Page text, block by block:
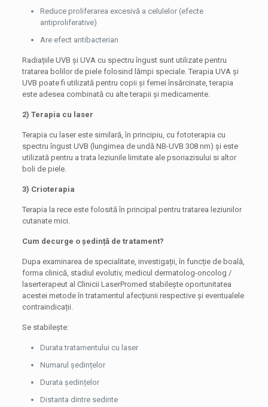
Reduce proliferarea excesivă a celulelor (efecte
antiproliferative)
Are efect antibacterian
Radiațiile UVB și UVA cu spectru îngust sunt utilizate pentru
tratarea bolilor de piele folosind lămpi speciale. Terapia UVA și
UVB poate fi utilizată pentru copii și femei însărcinate, terapia
este adesea combinată cu alte terapii și medicamente.
2) Terapia cu laser
Terapia cu laser este similară, în principiu, cu fototerapia cu
spectru îngust UVB (lungimea de undă NB-UVB 308 nm) și este
utilizată pentru a trata leziunile limitate ale psoriazisului si altor
boli de piele.
3) Crioterapia
Terapia la rece este folosită în principal pentru tratarea leziunilor
cutanate mici.
Cum decurge o ședință de tratament?
Dupa examinarea de specialitate, investigații, în funcție de boală,
forma clinică, stadiul evolutiv, medicul dermatolog-oncolog /
laserterapeut al Clinicii LaserPromed stabilește oportunitatea
acestei metode în tratamentul afecțiunii respective și eventualele
contraindicații.
Se stabilește:
Durata tratamentului cu laser
Numarul ședințelor
Durata ședințelor
Distanta dintre sedinte